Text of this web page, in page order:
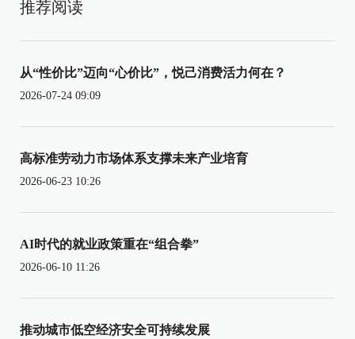
推荐阅读
从“性价比”迈向“心价比”，悦己消费活力何在？
2026-07-24 09:09
高标准劳动力市场体系支撑未来产业培育
2026-06-23 10:26
AI时代的就业政策重在“组合拳”
2026-06-10 11:26
推动城市低空经济安全可持续发展